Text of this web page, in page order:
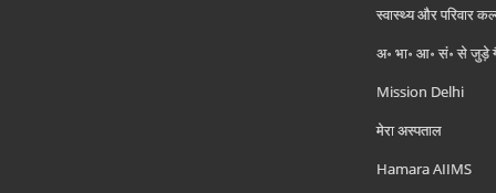
स्वास्थ्य और परिवार
अ॰ भा॰ आ॰ सं॰ से जुड़े
Mission Delhi
मेरा अस्पताल
Hamara AIIMS